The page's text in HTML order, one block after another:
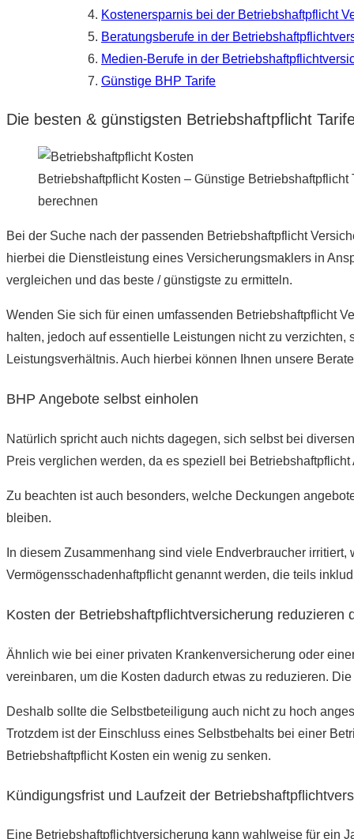
Kostenersparnis bei der Betriebshaftpflicht
Beratungsberufe in der
Medien-Berufe in der
Günstige BHP Tarife
Die besten & günstigsten Betriebshaftpflicht
Betriebshaftpflicht Kosten – Günstige Betriebshaftpflicht
berechnen
Bei der Suche nach der passenden Betriebshaftpflicht
hierbei die Dienstleistung eines Versicherungsmaklers in
vergleichen und das beste / günstigste zu ermitteln.
Wenden Sie sich für einen umfassenden Betriebshaftpflicht
halten, jedoch auf essentielle Leistungen nicht zu
Leistungsverhältnis. Auch hierbei können Ihnen unsere
BHP Angebote selbst einholen
Natürlich spricht auch nichts dagegen, sich selbst bei
Preis verglichen werden, da es speziell bei
Zu beachten ist auch besonders, welche Deckungen
bleiben.
In diesem Zusammenhang sind viele Endverbraucher
Vermögensschadenhaftpflicht genannt werden, die teils
Kosten der Betriebshaftpflichtversicherung reduzieren
Ähnlich wie bei einer privaten Krankenversicherung oder
vereinbaren, um die Kosten dadurch etwas zu reduzieren.
Deshalb sollte die Selbstbeteiligung auch nicht zu hoch
Trotzdem ist der Einschluss eines Selbstbehalts bei einer
Betriebshaftpflicht Kosten ein wenig zu senken.
Kündigungsfrist und Laufzeit der
Eine Betriebshaftpflichtversicherung kann wahlweise für ein